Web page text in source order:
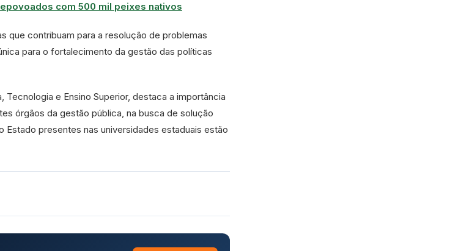
com 500 mil peixes nativos
que contribuam para a resolução de problemas
para o fortalecimento da gestão das políticas
e Ensino Superior, destaca a importância
órgãos da gestão pública, na busca de solução
presentes nas universidades estaduais estão